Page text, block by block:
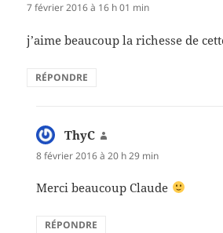
7 février 2016 à 16 h 01 min
j’aime beaucoup la richesse de
RÉPONDRE
ThyC
8 février 2016 à 20 h 29 min
Merci beaucoup Claude
RÉPONDRE